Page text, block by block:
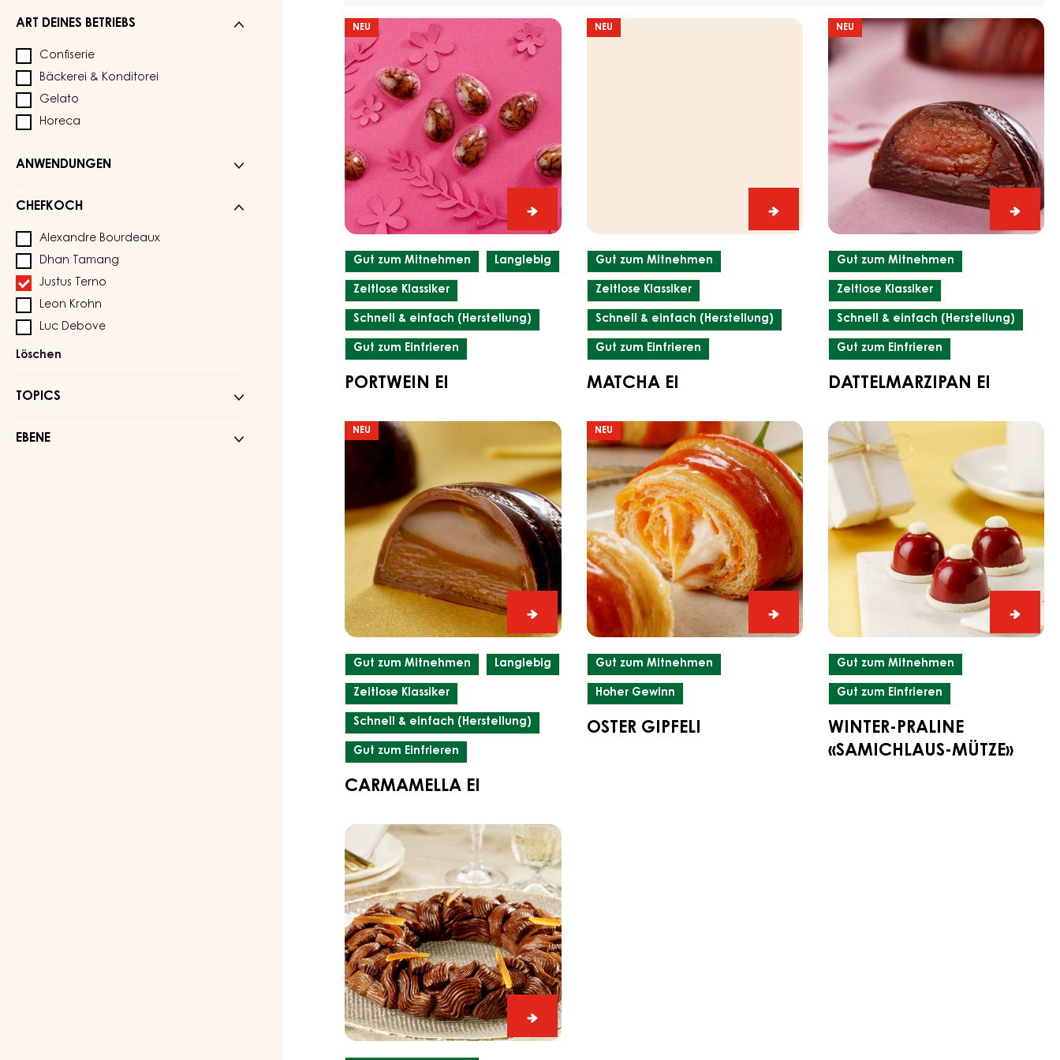
N°
ART DEINES BETRIEBS
Confiserie
Bäckerei & Konditorei
Gelato
Horeca
ANWENDUNGEN
CHEFKOCH
Alexandre Bourdeaux
Dhan Tamang
Justus Terno
Leon Krohn
Luc Debove
Löschen
TOPICS
EBENE
Results
NEU
Portwein
Ei
Gut zum Mitnehmen Langlebig
Zeitlose Klassiker
Schnell & einfach (Herstellung)
Gut zum Einfrieren
PORTWEIN EI
Portwein
Ei
NEU
Matcha
Ei
Gut zum Mitnehmen
Zeitlose Klassiker
Schnell & einfach (Herstellung)
Gut zum Einfrieren
MATCHA EI
Matcha
NEU
Ei
Gut zum Mitnehmen
Zeitlose Klassiker
Schnell & einfach (Herstellung)
Gut zum Einfrieren
DATTELMARZIPAN EI
Dattelmarzipan
NEU
Carmamella
Ei
Gut zum Mitnehmen Langlebig
Zeitlose Klassiker
Schnell & einfach (Herstellung)
Gut zum Einfrieren
CARMAMELLA EI
Carmamella
NEU
Oster
Gipfeli
Gut zum Mitnehmen
Hoher Gewinn
OSTER GIPFELI
Oster
Gipfeli
Winter-
Praline
Gut zum Mitnehmen
Gut zum Einfrieren
WINTER-PRALINE
«SAMICHLAUS-MÜTZE»
Winter-
Praline
«Samichlaus-
Mütze»
Orangen-
Kakao
Orangen-
Kakao
Dreikönigskuchen